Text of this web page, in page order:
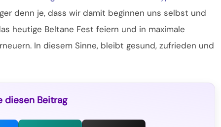
denn je, dass wir damit beginnen uns selbst und
heutige Beltane Fest feiern und in maximale
In diesem Sinne, bleibt gesund, zufrieden und
diesen Beitrag